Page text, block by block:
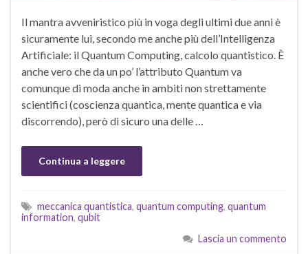
Il mantra avveniristico più in voga degli ultimi due anni è
sicuramente lui, secondo me anche più dell’Intelligenza
Artificiale: il Quantum Computing, calcolo quantistico. È
anche vero che da un po’ l’attributo Quantum va
comunque di moda anche in ambiti non strettamente
scientifici (coscienza quantica, mente quantica e via
discorrendo), però di sicuro una delle …
Continua a leggere
meccanica quantistica, quantum computing, quantum
information, qubit
Lascia un commento